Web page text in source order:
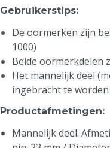
Gebruikerstips:
De oormerken zijn
1000)
Beide oormerkdelen
Het mannelijk deel
ingebracht te worden
Productafmetingen:
Mannelijk deel: